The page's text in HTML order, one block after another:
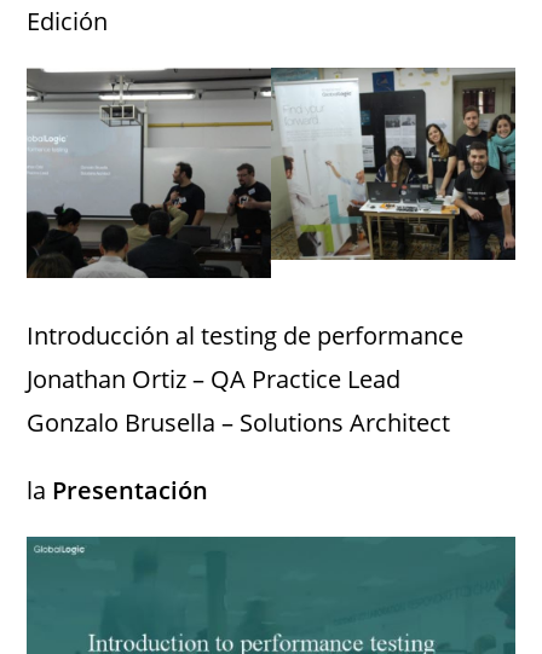
Edición
Introducción al testing de performance
Jonathan Ortiz – QA Practice Lead
Gonzalo Brusella – Solutions Architect
la Presentación